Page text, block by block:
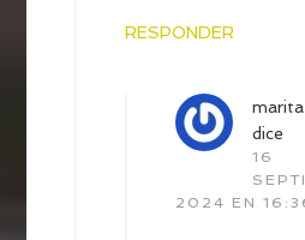
RESPONDER
dice
16
2024 EN